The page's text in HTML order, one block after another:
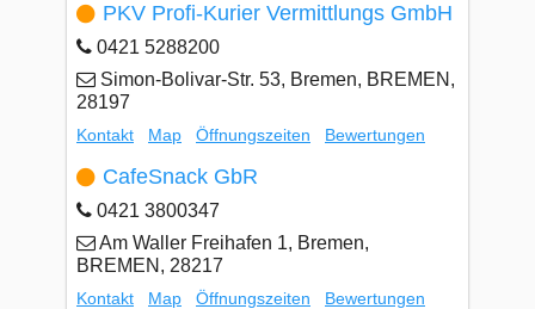
PKV Profi-Kurier Vermittlungs GmbH
0421 5288200
Simon-Bolivar-Str. 53, Bremen, BREMEN,
28197
Kontakt Map Öffnungszeiten Bewertungen
CafeSnack GbR
0421 3800347
Am Waller Freihafen 1, Bremen,
BREMEN, 28217
Kontakt Map Öffnungszeiten Bewertungen